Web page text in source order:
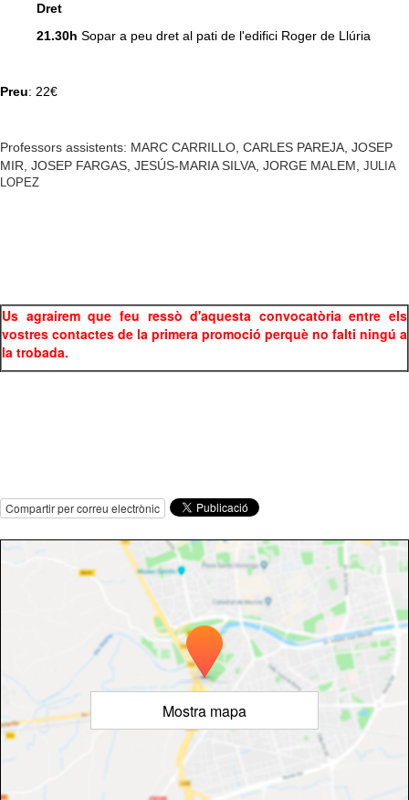
Dret
21.30h Sopar a peu dret al pati de l'edifici Roger de Llúria
Preu: 22€
Professors assistents: MARC CARRILLO, CARLES PAREJA, JOSEP
MIR, JOSEP FARGAS, JESÚS-MARIA SILVA, JORGE MALEM, JULIA
LOPEZ
Us agrairem que feu ressò d'aquesta convocatòria entre els
vostres contactes de la primera promoció perquè no falti ningú a
la trobada.
Compartir per correu electrònic
Mostra mapa